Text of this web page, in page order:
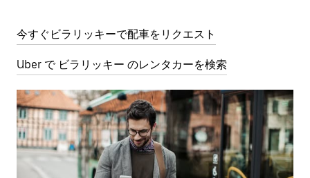
今すぐビラリッキーで配車をリクエスト
Uber で ビラリッキー のレンタカーを検索